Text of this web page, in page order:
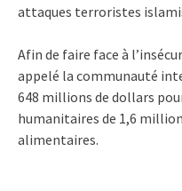
attaques terroristes
Afin de faire face à
appelé la communauté
648 millions de dollars
humanitaires de 1,6
alimentaires.